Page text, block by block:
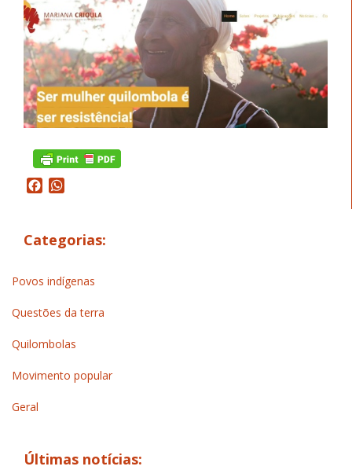
Facebook
Categorias:
Povos indígenas
Questões da terra
Quilombolas
Movimento popular
Geral
Últimas notícias: